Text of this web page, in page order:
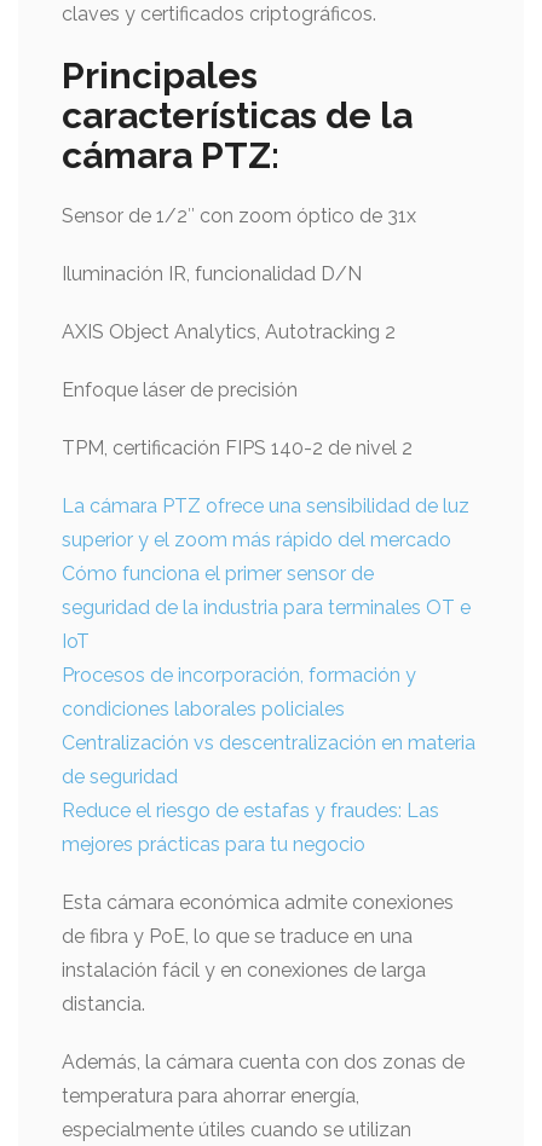
claves y certificados criptográficos.
Principales
características de la
cámara PTZ:
Sensor de 1/2″ con zoom óptico de 31x
Iluminación IR, funcionalidad D/N
AXIS Object Analytics, Autotracking 2
Enfoque láser de precisión
TPM, certificación FIPS 140-2 de nivel 2
La cámara PTZ ofrece una sensibilidad de luz
superior y el zoom más rápido del mercado
Cómo funciona el primer sensor de
seguridad de la industria para terminales OT e
IoT
Procesos de incorporación, formación y
condiciones laborales policiales
Centralización vs descentralización en materia
de seguridad
Reduce el riesgo de estafas y fraudes: Las
mejores prácticas para tu negocio
Esta cámara económica admite conexiones
de fibra y PoE, lo que se traduce en una
instalación fácil y en conexiones de larga
distancia.
Además, la cámara cuenta con dos zonas de
temperatura para ahorrar energía,
especialmente útiles cuando se utilizan